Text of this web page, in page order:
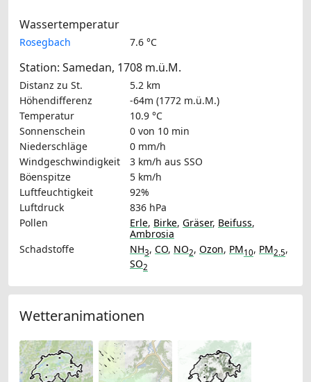
Wassertemperatur
Rosegbach 7.6 °C
Station: Samedan, 1708 m.ü.M.
Distanz zu St.
5.2 km
Höhendifferenz
-64m (1772 m.ü.M.)
Temperatur
10.9 °C
Sonnenschein
0 von 10 min
Niederschläge
0 mm/h
Windgeschwindigkeit
3 km/h aus SSO
Böenspitze
5 km/h
Luftfeuchtigkeit
92%
Luftdruck
836 hPa
Pollen
Erle, Birke, Gräser, Beifuss,
Ambrosia
Schadstoffe
NH3, CO, NO2, Ozon, PM10, PM2.5,
SO2
Wetteranimationen